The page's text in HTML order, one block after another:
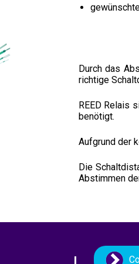
Durch das
richtige
REED Relais
benötigt.
Aufgrund der
Die
Abstimmen